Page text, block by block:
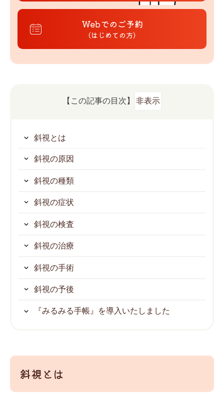
Webでのご予約
（はじめての方）
【この記事の目次】 非表示
斜視とは
斜視の原因
斜視の種類
斜視の症状
斜視の検査
斜視の治療
斜視の手術
斜視の予後
『みるみる手帳』を導入いたしました
斜視とは